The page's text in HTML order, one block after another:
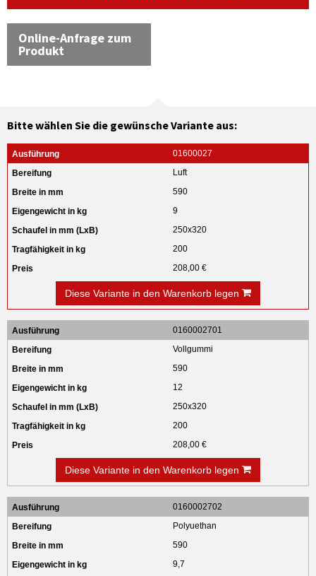
Online-Anfrage zum
Produkt
Bitte wählen Sie die gewünsche Variante aus:
01600027
Luft
590
9
250x320
200
208,00 €
Diese Variante in den Warenkorb legen
0160002701
Vollgummi
590
12
250x320
200
208,00 €
Diese Variante in den Warenkorb legen
0160002702
Polyuethan
590
9,7